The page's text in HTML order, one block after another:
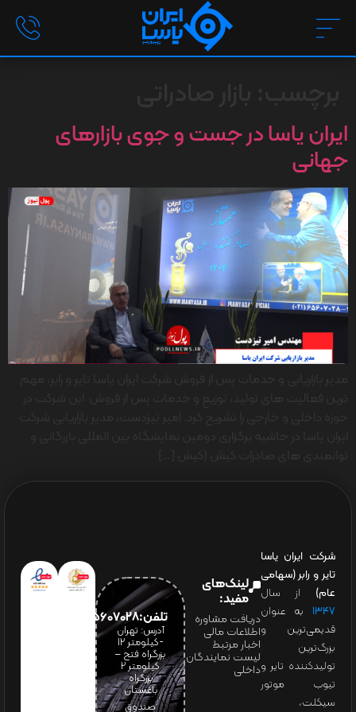
ایران یاسا در جست و جوی بازارهای
جهانی
شرکت ایران یاسا
تایر و رابر (سهامی
عام) از سال
۱۳۴۷ به عنوان
قدیمی‌ترین و
بزرگ‌ترین
تولیدکننده تایر و
تیوب موتور
سیکلت،
لینک‌های
مفید:
دریافت مشاوره
اطلاعات مالی
اخبار مرتبط
لیست نمایندگان
داخلی
تلفن:65607028(021)
آدرس: تهران
-کیلومتر 12
بزرگراه فتح –
کیلومتر ۲
بزرگراه
باغستان
صندوق